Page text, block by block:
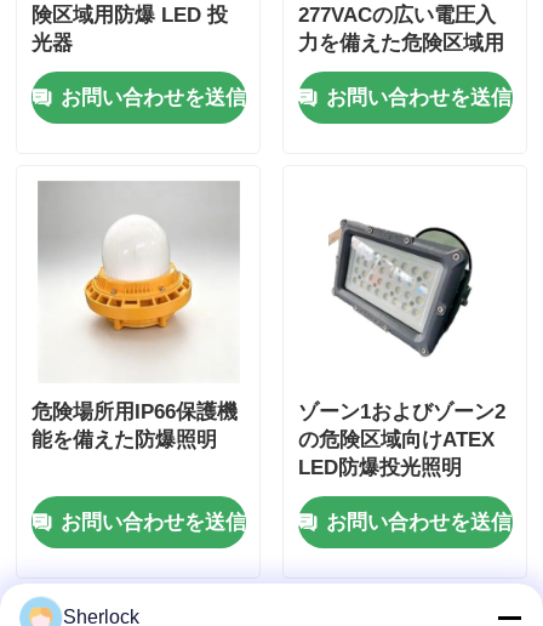
険区域用防爆 LED 投
光器
お問い合わせを送信
277VACの広い電圧入
力を備えた危険区域用
の防爆LEDライト
お問い合わせを送信
危険場所用IP66保護機
能を備えた防爆照明
お問い合わせを送信
ゾーン1およびゾーン2
の危険区域向けATEX
LED防爆投光照明
お問い合わせを送信
Sherlock